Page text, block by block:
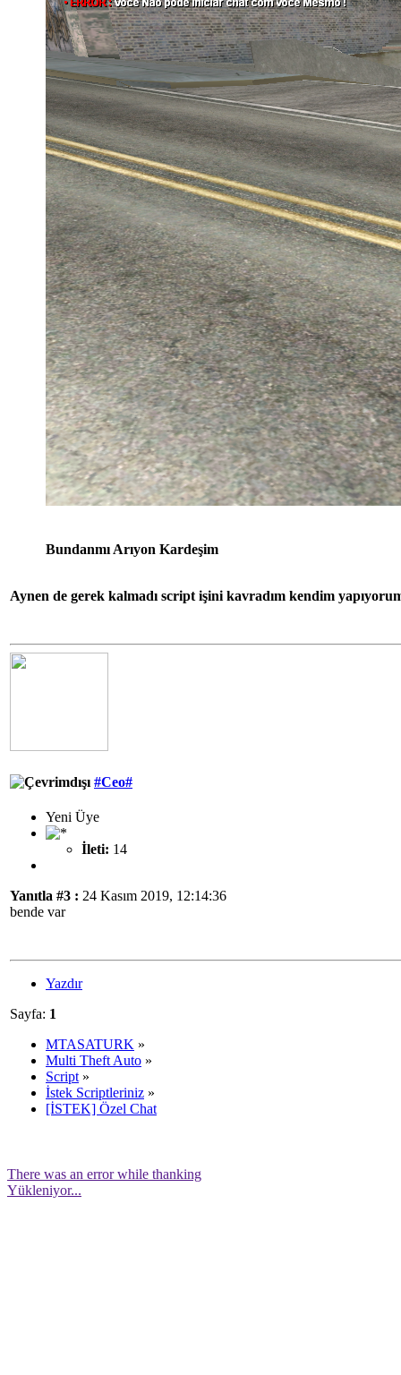
Bundanmı Arıyon Kardeşim
Aynen de gerek kalmadı script işini kavradım kendim
#Ceo#
Yeni Üye
İleti: 14
Yanıtla #3 : 24 Kasım 2019, 12:14:36
bende var
Yazdır
Sayfa: 1
MTASATURK »
Multi Theft Auto »
Script »
İstek Scriptleriniz »
[İSTEK] Özel Chat
There was an error while thanking
Yükleniyor...